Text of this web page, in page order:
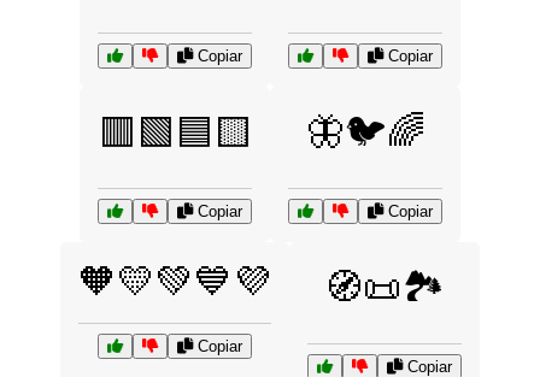
Copiar Copiar
🟥🟩🟦🟨
Copiar
🦋🐦🌈
Copiar
🧡💛💚💙💜
Copiar
🧭📜🏞️
Copiar